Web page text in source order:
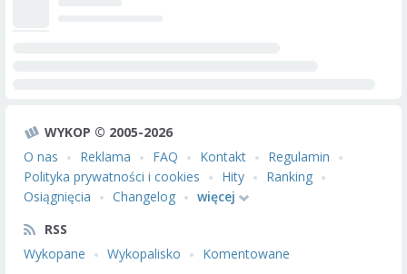
WYKOP © 2005-2026
O nas
Reklama FAQ Kontakt
Regulamin
Polityka prywatności i cookies
Hity
Ranking
Osiągnięcia
Changelog
więcej
RSS
Wykopane
Wykopalisko Komentowane